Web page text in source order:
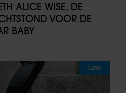
ALICE WISE, DE
VOOR DE
BABY
Sante